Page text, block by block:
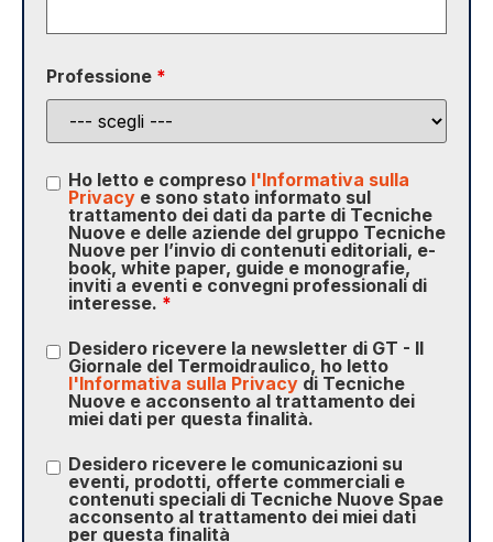
Professione *
Ho letto e compreso l'Informativa sulla
Privacy e sono stato informato sul
trattamento dei dati da parte di Tecniche
Nuove e delle aziende del gruppo Tecniche
Nuove per l’invio di contenuti editoriali, e-
book, white paper, guide e monografie,
inviti a eventi e convegni professionali di
interesse. *
Desidero ricevere la newsletter di GT - Il
Giornale del Termoidraulico, ho letto
l'Informativa sulla Privacy di Tecniche
Nuove e acconsento al trattamento dei
miei dati per questa finalità.
Desidero ricevere le comunicazioni su
eventi, prodotti, offerte commerciali e
contenuti speciali di Tecniche Nuove Spae
acconsento al trattamento dei miei dati
per questa finalità